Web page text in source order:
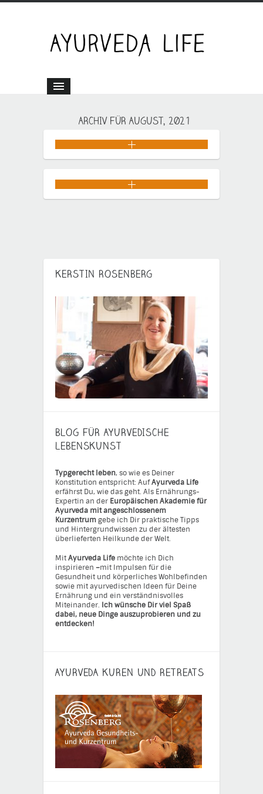
ARCHIV FÜR AUGUST, 2021
KERSTIN ROSENBERG
BLOG FÜR AYURVEDISCHE
LEBENSKUNST
Typgerecht leben, so wie es Deiner
Konstitution entspricht: AufAyurveda Life
erfährst Du, wie das geht. Als Ernährungs-
Expertin an der Europäischen Akademie für
Ayurveda mit angeschlossenem
Kurzentrumgebe ich Dir praktische Tipps
und Hintergrundwissen zu der ältesten
überlieferten Heilkunde der Welt.
MitAyurveda Life möchte ich Dich
inspirieren –mit Impulsen für die
Gesundheit und körperliches Wohlbefinden
sowie mit ayurvedischen Ideen für Deine
Ernährung und ein verständnisvolles
Miteinander. Ich wünsche Dir viel Spaß
dabei, neue Dinge auszuprobieren und zu
entdecken!
AYURVEDA KUREN UND RETREATS